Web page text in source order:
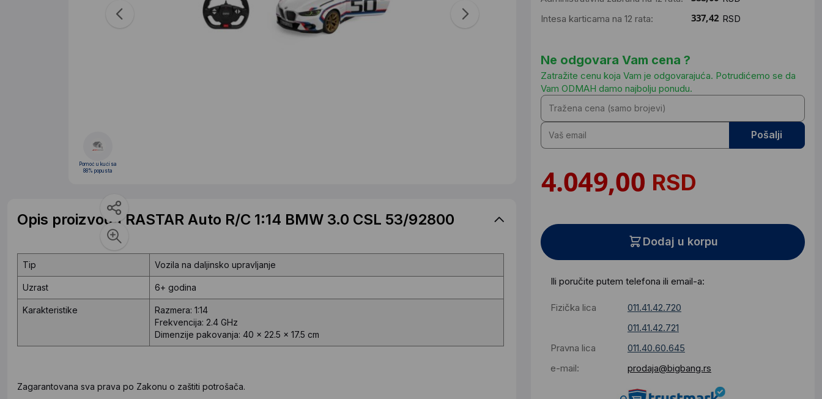
Intesa karticama na 12 rata:
RSD
Ne odgovara Vam cena ?
Zatražite cenu koja Vam je odgovarajuća. Potrudićemo se da
Vam ODMAH damo najbolju ponudu.
Pošalji
RSD
Dodaj u korpu
Ili poručite putem telefona ili email-a:
Fizička lica
011.41.42.720
011.41.42.721
Pravna lica
011.40.60.645
e-mail:
prodaja@bigbang.rs
Pomoć u kući sa
88% popusta
Opis proizvoda RASTAR Auto R/C 1:14 BMW 3.0 CSL 53/92800
Tip Vozila na daljinsko upravljanje
Uzrast 6+ godina
Karakteristike
Razmera: 1:14
Frekvencija: 2.4 GHz
Dimenzije pakovanja: 40 x 22.5 x 17.5 cm
Zagarantovana sva prava po Zakonu o zaštiti potrošača.